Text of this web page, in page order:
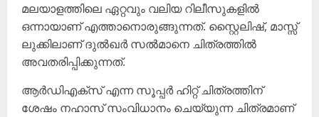
മലയാളത്തിലെ ഏറ്റവും വലിയ റിലീസുകളിൽ
ഒന്നായാണ് എത്താനൊരുങ്ങുന്നത്. സ്റ്റൈലിഷ്, മാസ്സ്
ലുക്കിലാണ് ദുൽഖർ സൽമാനെ ചിത്രത്തിൽ
അവതരിപ്പിക്കുന്നത്.
ആർഡിഎക്സ് എന്ന സൂപ്പർ ഹിറ്റ് ചിത്രത്തിന്
ശേഷം നഹാസ് സംവിധാനം ചെയ്യുന്ന ചിത്രമാണ്